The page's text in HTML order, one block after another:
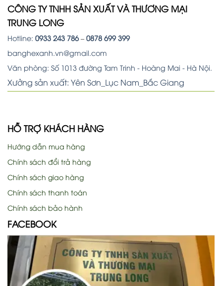
CÔNG TY TNHH SẢN XUẤT VÀ THƯƠNG MẠI
TRUNG LONG
Hotline: 0933 243 786– 0878 699 399
banghexanh.vn@gmail.com
Văn phòng: Số 1013 đường Tam Trinh - Hoàng Mai - Hà Nội.
Xưởng sản xuất: Yên Sơn_Lục Nam_Bắc Giang
HỖ TRỢ KHÁCH HÀNG
Hướng dẫn mua hàng
Chính sách đổi trả hàng
Chính sách giao hàng
Chính sách thanh toán
Chính sách bảo hành
FACEBOOK